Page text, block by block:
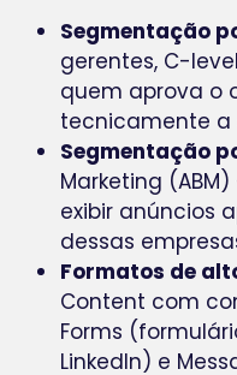
Segmentação
gerentes, C-
quem aprova o
tecnicamente a
Segmentação
Marketing
exibir anúncios
dessas
Formatos de
Content com
Forms
LinkedIn) e